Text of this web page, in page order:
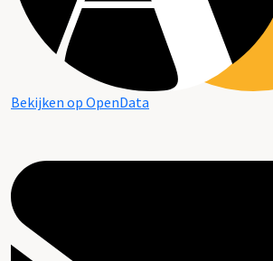
Bekijken op OpenData